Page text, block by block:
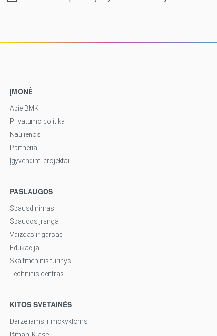
ĮMONĖ
Apie BMK
Privatumo politika
Naujienos
Partneriai
Įgyvendinti projektai
PASLAUGOS
Spausdinimas
Spaudos įranga
Vaizdas ir garsas
Edukacija
Skaitmeninis turinys
Techninis centras
KITOS SVETAINĖS
Darželiams ir mokykloms
Išmani Klasė